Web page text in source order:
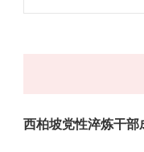
什
西柏坡党性淬炼干部